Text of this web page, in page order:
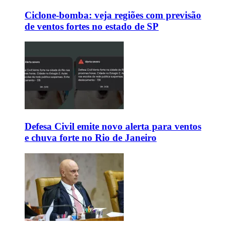
Ciclone-bomba: veja regiões com previsão
de ventos fortes no estado de SP
Defesa Civil emite novo alerta para ventos
e chuva forte no Rio de Janeiro